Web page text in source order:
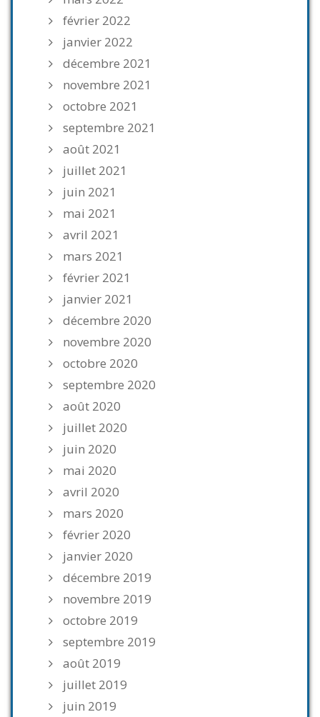
février 2022
janvier 2022
décembre 2021
novembre 2021
octobre 2021
septembre 2021
août 2021
juillet 2021
juin 2021
mai 2021
avril 2021
mars 2021
février 2021
janvier 2021
décembre 2020
novembre 2020
octobre 2020
septembre 2020
août 2020
juillet 2020
juin 2020
mai 2020
avril 2020
mars 2020
février 2020
janvier 2020
décembre 2019
novembre 2019
octobre 2019
septembre 2019
août 2019
juillet 2019
juin 2019